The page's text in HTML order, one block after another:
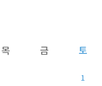
목 금 토
1